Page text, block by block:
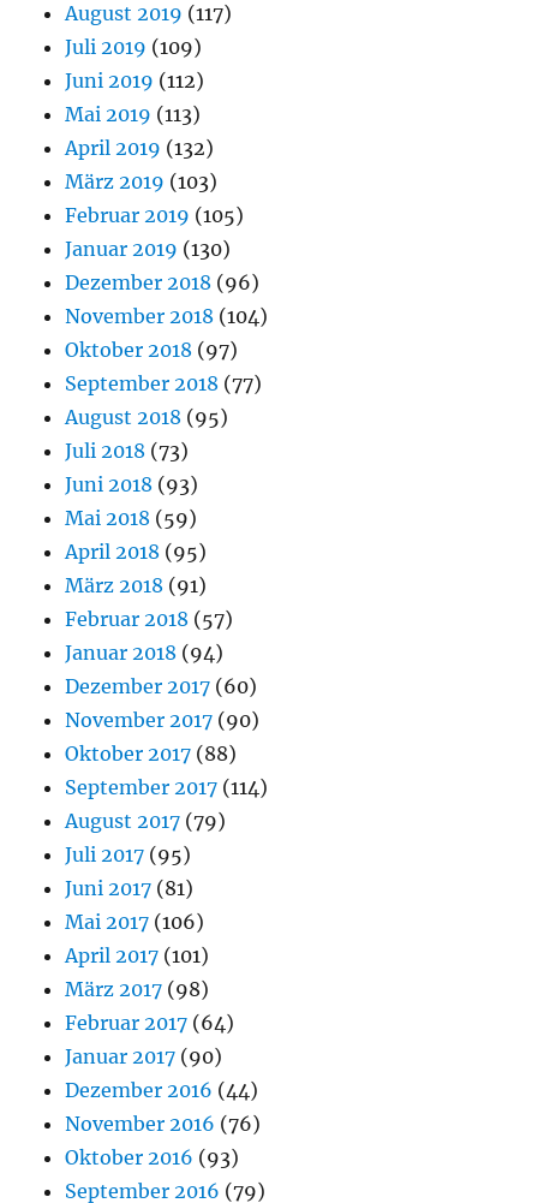
August 2019 (117)
Juli 2019 (109)
Juni 2019 (112)
Mai 2019 (113)
April 2019 (132)
März 2019 (103)
Februar 2019 (105)
Januar 2019 (130)
Dezember 2018 (96)
November 2018 (104)
Oktober 2018 (97)
September 2018 (77)
August 2018 (95)
Juli 2018 (73)
Juni 2018 (93)
Mai 2018 (59)
April 2018 (95)
März 2018 (91)
Februar 2018 (57)
Januar 2018 (94)
Dezember 2017 (60)
November 2017 (90)
Oktober 2017 (88)
September 2017 (114)
August 2017 (79)
Juli 2017 (95)
Juni 2017 (81)
Mai 2017 (106)
April 2017 (101)
März 2017 (98)
Februar 2017 (64)
Januar 2017 (90)
Dezember 2016 (44)
November 2016 (76)
Oktober 2016 (93)
September 2016 (79)